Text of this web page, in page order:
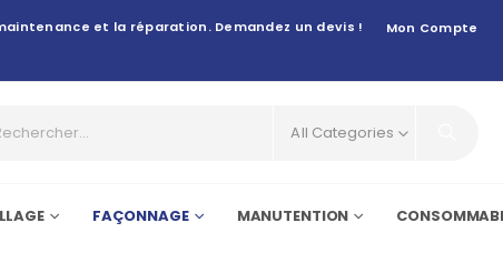
et la réparation. Demandez un devis ! Mon Compte
All Categories
FAÇONNAGE MANUTENTION